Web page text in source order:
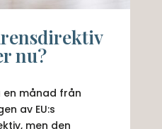
nu?
en månad från
av EU:s
men den